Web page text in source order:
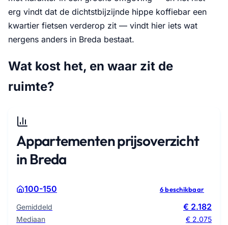
erg vindt dat de dichtstbijzijnde hippe koffiebar een
kwartier fietsen verderop zit — vindt hier iets wat
nergens anders in Breda bestaat.
Wat kost het, en waar zit de
ruimte?
Appartementen prijsoverzicht
in Breda
100-150 6 beschikbaar
Gemiddeld € 2.182
Mediaan
€ 2.075